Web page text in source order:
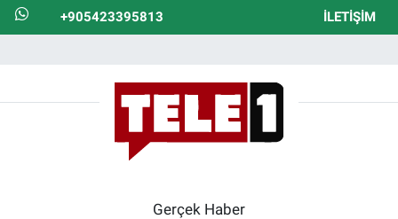
+905423395813 İLETIŞIM
Gerçek Haber